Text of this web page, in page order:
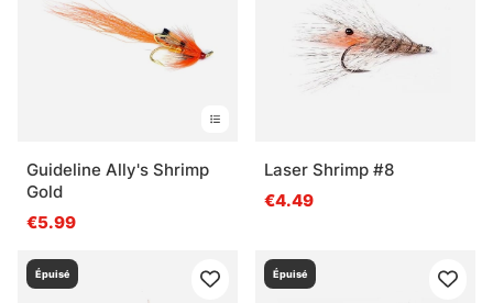
Guideline Ally's Shrimp
Gold
€5.99
Laser Shrimp #8
€4.49
Épuisé Épuisé